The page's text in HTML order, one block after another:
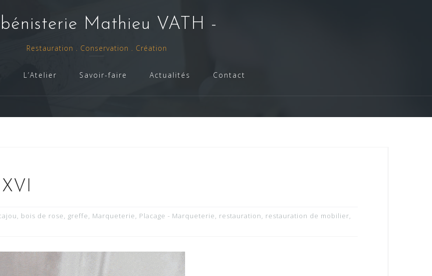
Mathieu VATH -
Restauration . Conservation . Création
L’Atelier Savoir-faire Actualités Contact
, bois de rose, greffe, Marqueterie, Placage - Marqueterie, restauration, restauration de mobilier,